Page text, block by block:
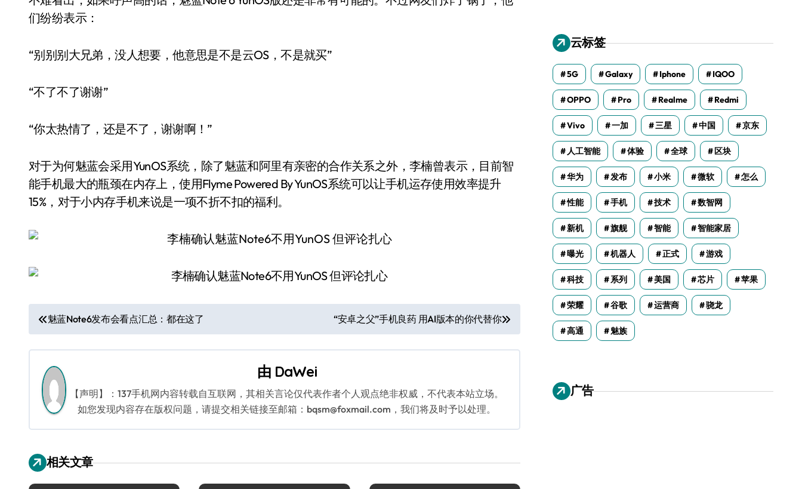
们纷纷表示：
“别别别大兄弟，没人想要，他意思是不是云OS，不是就买”
“不了不了谢谢”
“你太热情了，还是不了，谢谢啊！”
对于为何魅蓝会采用YunOS系统，除了魅蓝和阿里有亲密的合作关系之外，李楠曾表示，目前智
能手机最大的瓶颈在内存上，使用Flyme Powered By YunOS系统可以让手机运存使用效率提升
15%，对于小内存手机来说是一项不折不扣的福利。
文
章
导
航
魅蓝Note6发布会看点汇总：都在这了 “安卓之父”手机良药 用AI版本的你代替你
由 DaWei
【声明】：137手机网内容转载自互联网，其相关言论仅代表作者个人观点绝非权威，不代表本站立场。
如您发现内容存在版权问题，请提交相关链接至邮箱：bqsm@foxmail.com，我们将及时予以处理。
相关文章
云标签
5G Galaxy Iphone IQOO
OPPO Pro Realme Redmi
Vivo 一加 三星 中国 京东
人工智能 体验 全球 区块
华为 发布 小米 微软 怎么
性能 手机 技术 数智网
新机 旗舰 智能 智能家居
曝光 机器人 正式 游戏
科技 系列 美国 芯片 苹果
荣耀 谷歌 运营商 骁龙
高通 魅族
广告